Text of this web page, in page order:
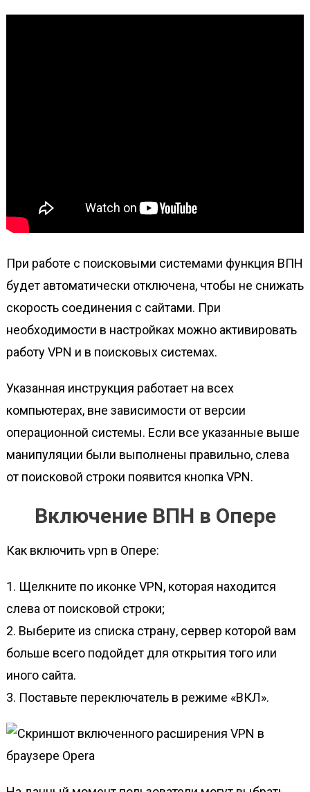
При работе с поисковыми системами функция ВПН
будет автоматически отключена, чтобы не снижать
скорость соединения с сайтами. При
необходимости в настройках можно активировать
работу VPN и в поисковых системах.
Указанная инструкция работает на всех
компьютерах, вне зависимости от версии
операционной системы. Если все указанные выше
манипуляции были выполнены правильно, слева
от поисковой строки появится кнопка VPN.
Включение ВПН в Опере
Как включить vpn в Опере:
1. Щелкните по иконке VPN, которая находится
слева от поисковой строки;
2. Выберите из списка страну, сервер которой вам
больше всего подойдет для открытия того или
иного сайта.
3. Поставьте переключатель в режиме «ВКЛ».